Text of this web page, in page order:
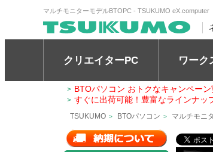
マルチモニターモデルBTOPC - TSUKUMO eX.computer
クリエイターPC ワーク
> BTOパソコン おトクなキャンペーン
> すぐに出荷可能！豊富なラインナッ
TSUKUMO > BTOパソコン > マルチモニ